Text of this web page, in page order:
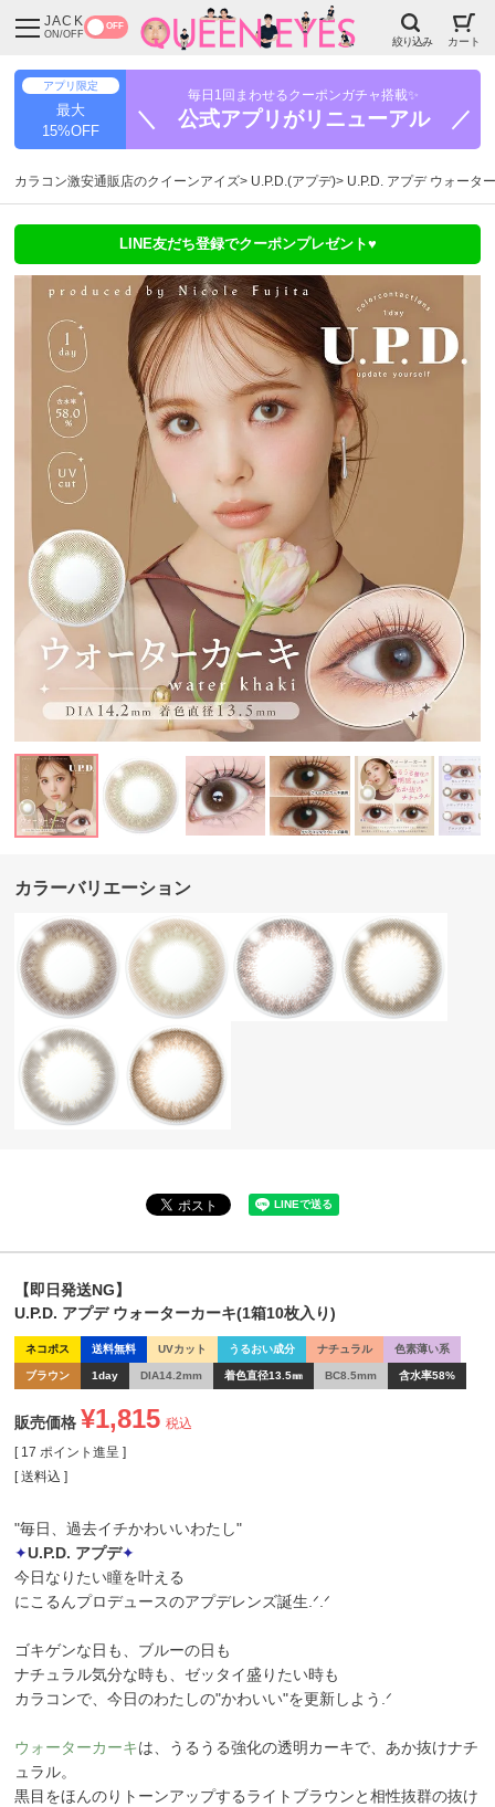
JACK
ON/OFF
OFF
絞り込み カート
アプリ限定
最大
15%OFF
毎日1回まわせるクーポンガチャ搭載✨
＼ 公式アプリがリニューアル ／
カラコン激安通販店のクイーンアイズ U.P.D.(アプデ) U.P.D. アプデ ウォータ
LINE友だち登録でクーポンプレゼント♥
カラーバリエーション
【即日発送NG】
U.P.D. アプデ ウォーターカーキ(1箱10枚入り)
ネコポス 送料無料 UVカット うるおい成分 ナチュラル 色素薄い系
ブラウン 1day DIA14.2mm 着色直径13.5㎜ BC8.5mm 含水率58%
販売価格 ¥1,815 税込
[ 17 ポイント進呈 ]
送料込
"毎日、過去イチかわいいわたし"
✦U.P.D. アプデ✦
今日なりたい瞳を叶える
にこるんプロデュースのアプデレンズ誕生.ᐟ.ᐟ
ゴキゲンな日も、ブルーの日も
ナチュラル気分な時も、ゼッタイ盛りたい時も
カラコンで、今日のわたしの"かわいい"を更新しよう.ᐟ
ウォーターカーキは、うるうる強化の透明カーキで、あか抜けナチ
ュラル。
黒目をほんのりトーンアップするライトブラウンと相性抜群の抜け